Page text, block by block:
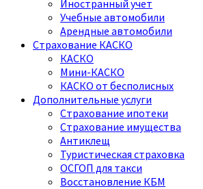
Иностранный учет
Учебные автомобили
Арендные автомобили
Страхование КАСКО
КАСКО
Мини-КАСКО
КАСКО от бесполисных
Дополнительные услуги
Страхование ипотеки
Страхование имущества
Антиклещ
Туристическая страховка
ОСГОП для такси
Восстановление КБМ